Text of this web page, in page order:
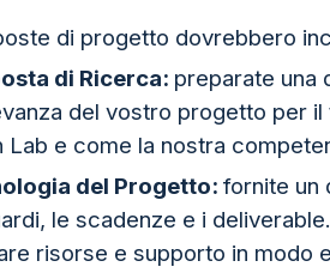
di progetto dovrebbero
di Ricerca: preparate una
del vostro progetto per
Lab e come la nostra
del Progetto: fornite un
le scadenze e i
risorse e supporto in modo